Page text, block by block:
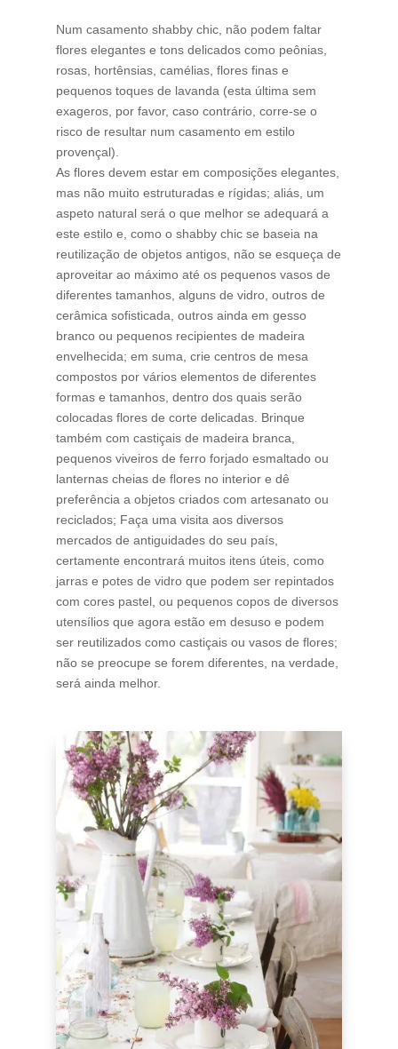
Num casamento shabby chic, não podem faltar
flores elegantes e tons delicados como peônias,
rosas, hortênsias, camélias, flores finas e
pequenos toques de lavanda (esta última sem
exageros, por favor, caso contrário, corre-se o
risco de resultar num casamento em estilo
provençal).
As flores devem estar em composições elegantes,
mas não muito estruturadas e rígidas; aliás, um
aspeto natural será o que melhor se adequará a
este estilo e, como o shabby chic se baseia na
reutilização de objetos antigos, não se esqueça de
aproveitar ao máximo até os pequenos vasos de
diferentes tamanhos, alguns de vidro, outros de
cerâmica sofisticada, outros ainda em gesso
branco ou pequenos recipientes de madeira
envelhecida; em suma, crie centros de mesa
compostos por vários elementos de diferentes
formas e tamanhos, dentro dos quais serão
colocadas flores de corte delicadas. Brinque
também com castiçais de madeira branca,
pequenos viveiros de ferro forjado esmaltado ou
lanternas cheias de flores no interior e dê
preferência a objetos criados com artesanato ou
reciclados; Faça uma visita aos diversos
mercados de antiguidades do seu país,
certamente encontrará muitos itens úteis, como
jarras e potes de vidro que podem ser repintados
com cores pastel, ou pequenos copos de diversos
utensílios que agora estão em desuso e podem
ser reutilizados como castiçais ou vasos de flores;
não se preocupe se forem diferentes, na verdade,
será ainda melhor.